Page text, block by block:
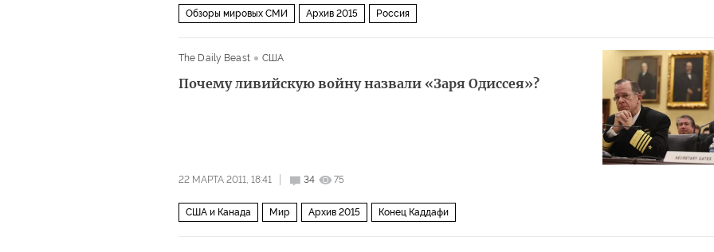
Обзоры мировых СМИ Архив 2015 Россия
The Daily Beast США
Почему ливийскую войну назвали «Заря Одиссея»?
22 МАРТА 2011, 18:41 34 75
США и Канада Мир Архив 2015 Конец Каддафи